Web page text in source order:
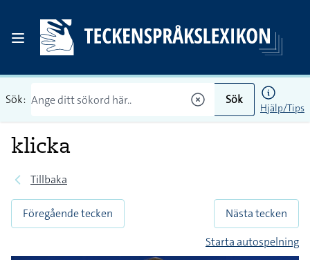
Sök: Sök
Hjälp/Tips
klicka
Tillbaka
Föregående tecken
Nästa tecken
Starta autospelning